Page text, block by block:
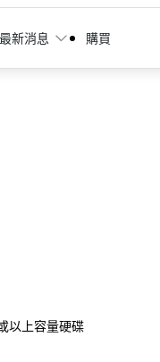
最新消息 購買
以上容量硬碟